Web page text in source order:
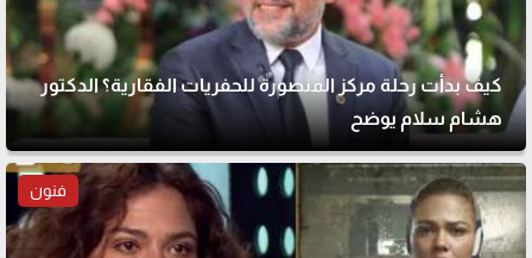
كيف بدأت رحلة مركز المنصورة للحفريات الفقارية؟ الدكتور
هشام سلام يوضح
فنون